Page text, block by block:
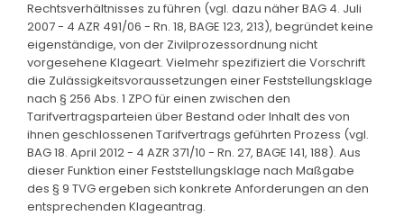
Rechtsverhältnisses zu führen (vgl. dazu näher BAG 4. Juli
2007 - 4 AZR 491/06 - Rn. 18, BAGE 123, 213), begründet keine
eigenständige, von der Zivilprozessordnung nicht
vorgesehene Klageart. Vielmehr spezifiziert die Vorschrift
die Zulässigkeitsvoraussetzungen einer Feststellungsklage
nach § 256 Abs. 1 ZPO für einen zwischen den
Tarifvertragsparteien über Bestand oder Inhalt des von
ihnen geschlossenen Tarifvertrags geführten Prozess (vgl.
BAG 18. April 2012 - 4 AZR 371/10 - Rn. 27, BAGE 141, 188). Aus
dieser Funktion einer Feststellungsklage nach Maßgabe
des § 9 TVG ergeben sich konkrete Anforderungen an den
entsprechenden Klageantrag.